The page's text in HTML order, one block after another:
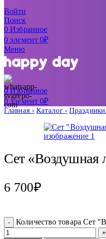
Войти
Поиск
0Избранное
0элемент 0₽
Меню
0Избранное
0элемент 0₽
Главная Каталог Праздники
Сет «Воздушная
6 700₽
Количество товара Сет